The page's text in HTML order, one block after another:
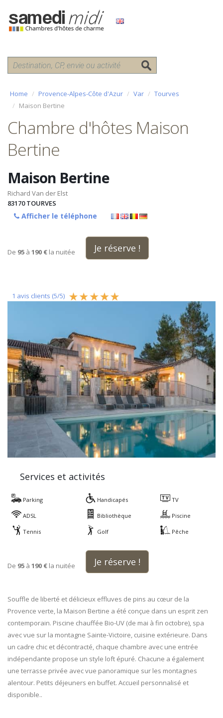
Home Provence-Alpes-Côte d'Azur Var
Tourves
Maison Bertine
Chambre d'hôtes Maison
Bertine
Maison Bertine
Richard Van der Elst
83170 TOURVES
Afficher le téléphone
De 95 à 190 € la nuitée Je réserve !
1 avis clients (5/5)
Services et activités
Parking Handicapés TV
ADSL Bibliothèque Piscine
Tennis Golf Pêche
De 95 à 190 € la nuitée Je réserve !
Souffle de liberté et délicieux effluves de pins au cœur de la
Provence verte, la Maison Bertine a été conçue dans un esprit zen
contemporain. Piscine chauffée Bio-UV (de mai à fin octobre), spa
avec vue sur la montagne Sainte-Victoire, cuisine extérieure. Dans
un cadre chic et décontracté, chaque chambre avec une entrée
indépendante propose un style loft épuré. Chacune a également
une terrasse privée avec vue panoramique sur les montagnes
alentour. Petits déjeuners en buffet. Accueil personnalisé et
disponible..